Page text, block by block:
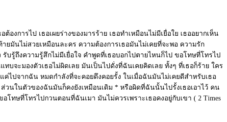
การไป เธอเผยร่างของมารร้าย เธอทำเหมือนไม่มีเยื่อใย เธออยากเห็น
มันไม่สวยเหมือนละคร ความต้องการเธอมันไม่เคยที่จะพอ ความรัก
รู้ถึงความรู้สึกไม่มีเยื่อใจ คำพูดที่เธอบอกไปตายไหนก็ไป ขอโทษที่โทรไป
จะมองตัวเธอไม่ผิดเลย มันเป็นไปดั่งที่ฉันเคยคิดเลย ทั้งๆ ที่เธอก็ร้าย ใคร
ค่ไปจากฉัน หมดกำลังที่จะคอยดึงคอยรั้ง ในเมื่อฉันมันไม่เคยดีสำหรับเธอ
วนในตัวของฉันมันก็คงยังเหมือนเดิม * หรือผิดที่ฉันนั้นไปรั้งเธอเอาไว้ คน
ทษที่โทรไปกวนตอนที่ฉันเมา มันไม่ควรเพราะเธอคงอยู่กับเขา ( 2 Times